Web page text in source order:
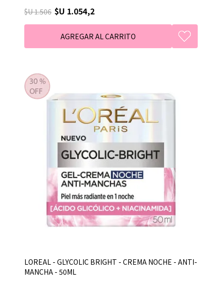
$U 1.506 $U 1.054,2
LOREAL - GLYCOLIC BRIGHT - CREMA NOCHE - ANTI-
MANCHA - 50ML